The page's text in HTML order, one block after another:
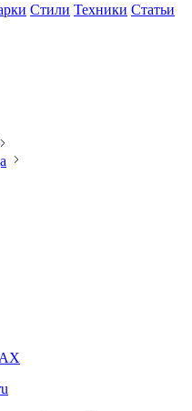
Стили Техники Статьи